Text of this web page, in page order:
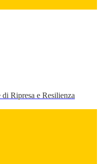
Ripresa e Resilienza